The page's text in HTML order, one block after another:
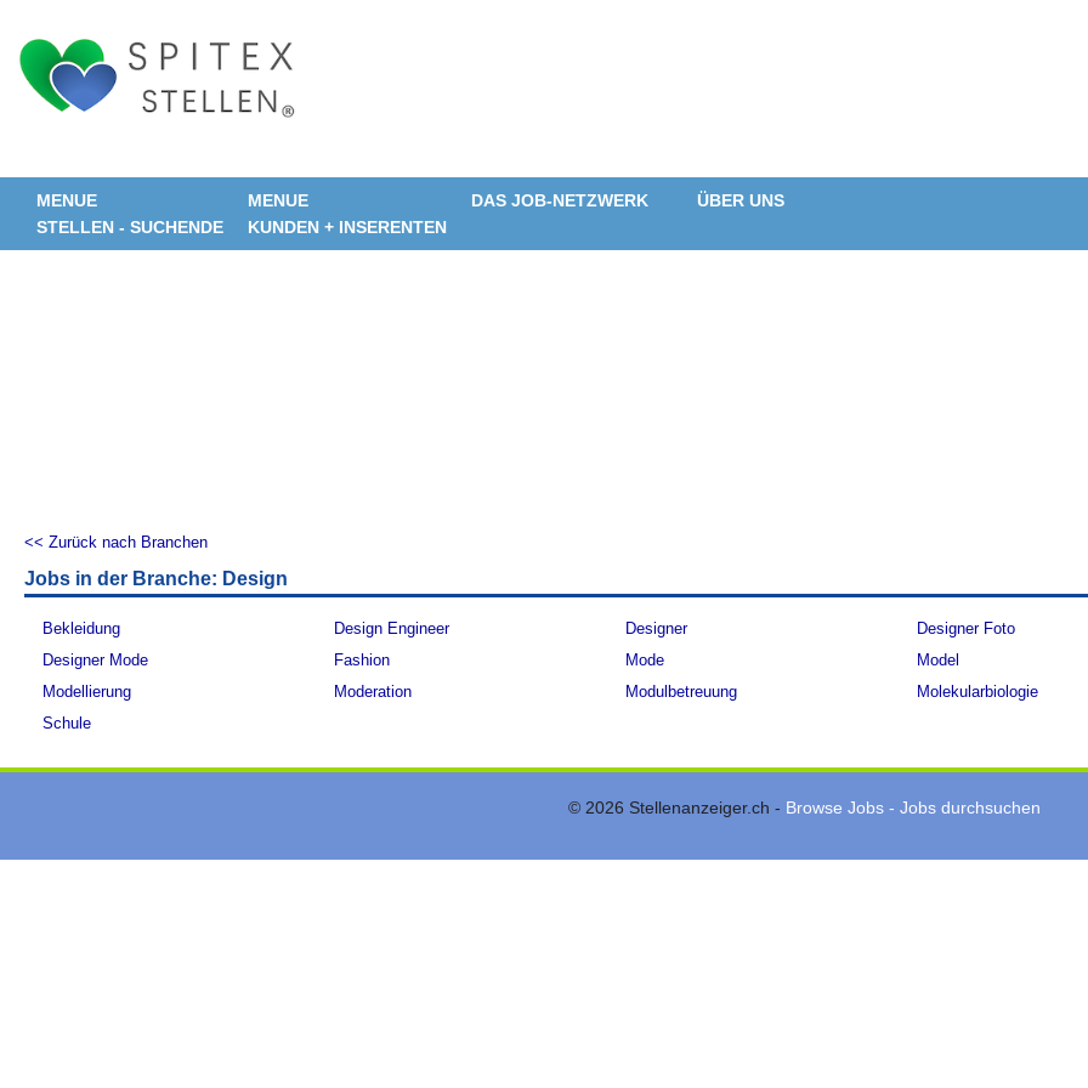
MENUE
STELLEN - SUCHENDE
MENUE
KUNDEN + INSERENTEN
DAS JOB-NETZWERK ÜBER UNS
<< Zurück nach Branchen
Jobs in der Branche: Design
Bekleidung Design Engineer Designer
Designer Foto
Designer Mode
Fashion Mode
Model
Modellierung
Moderation Modulbetreuung
Molekularbiologie
Schule
© 2026 Stellenanzeiger.ch - Browse Jobs - Jobs durchsuchen